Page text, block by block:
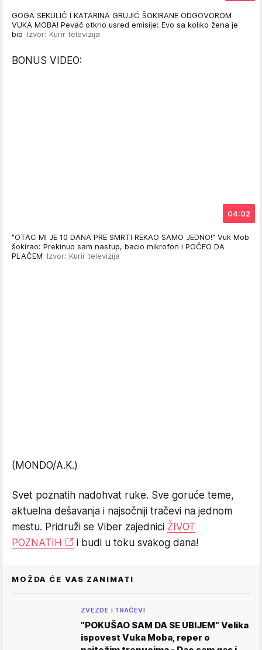
GOGA SEKULIĆ I KATARINA GRUJIĆ ŠOKIRANE ODGOVOROM
VUKA MOBA! Pevač otkrio usred emisije: Evo sa koliko žena je
bio Izvor: Kurir televizija
BONUS VIDEO:
04:02
"OTAC MI JE 10 DANA PRE SMRTI REKAO SAMO JEDNO!" Vuk Mob
šokirao: Prekinuo sam nastup, bacio mikrofon i POČEO DA
PLAČEM Izvor: Kurir televizija
(MONDO/A.K.)
Svet poznatih nadohvat ruke. Sve goruće teme,
aktuelna dešavanja i najsočniji tračevi na jednom
mestu. Pridruži se Viber zajednici ŽIVOT
POZNATIH
i budi u toku svakog dana!
MOŽDA ĆE VAS ZANIMATI
ZVEZDE I TRAČEVI
"POKUŠAO SAM DA SE UBIJEM" Velika
ispovest Vuka Moba, reper o